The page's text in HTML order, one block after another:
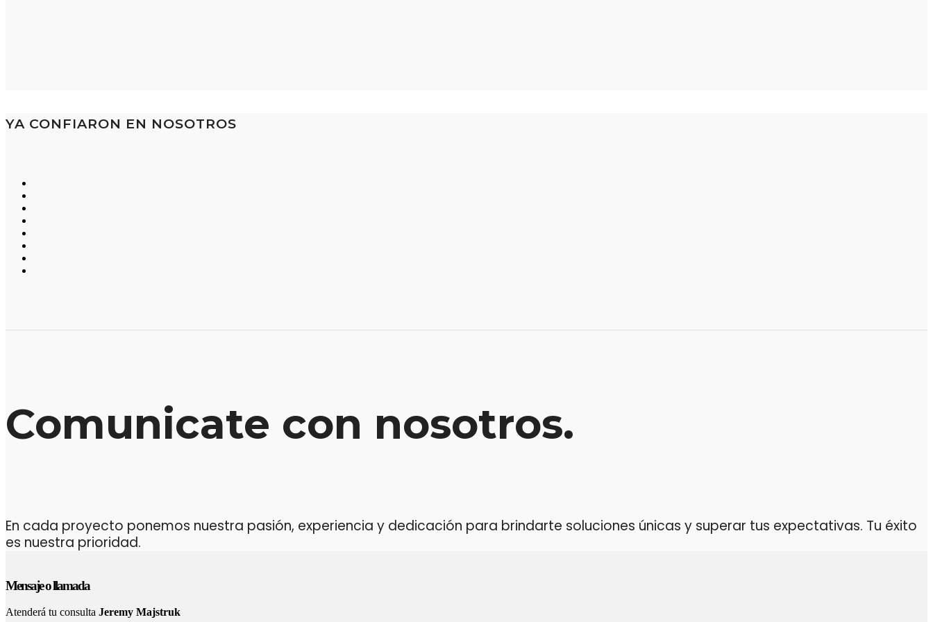
YA CONFIARON EN NOSOTROS
Comunicate con nosotros.
En cada proyecto ponemos nuestra pasión, experiencia y dedicación para brindarte soluciones únicas y superar tus expectativas. Tu éxito
es nuestra prioridad.
Mensaje o llamada
Atenderá tu consulta Jeremy Majstruk